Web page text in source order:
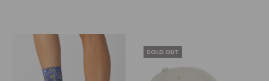
SOLD OUT